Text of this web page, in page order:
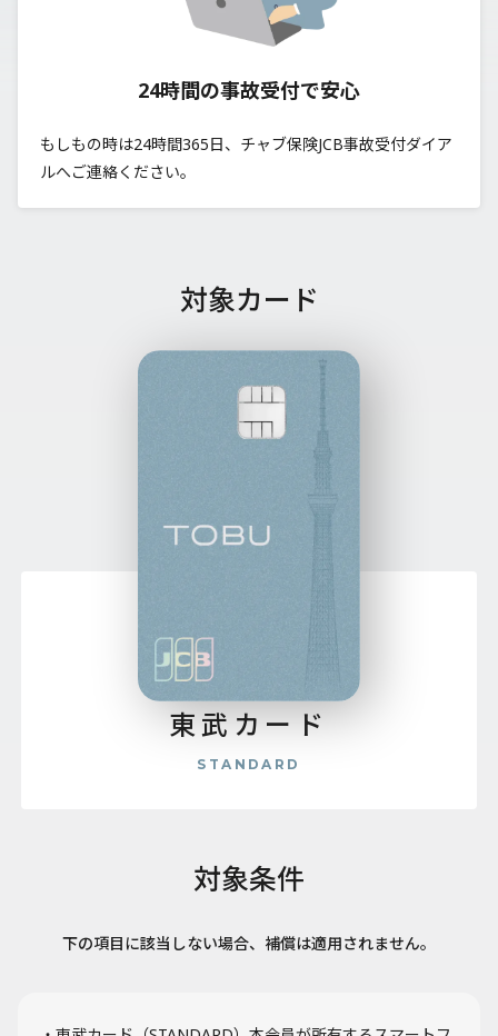
24時間の事故受付で安心
もしもの時は24時間365日、 チャブ保険JCB事故受付ダイア
ルへご連絡ください。
対象カード
東武カード
STANDARD
対象条件
下の項目に該当しない場合、補償は適用されません。